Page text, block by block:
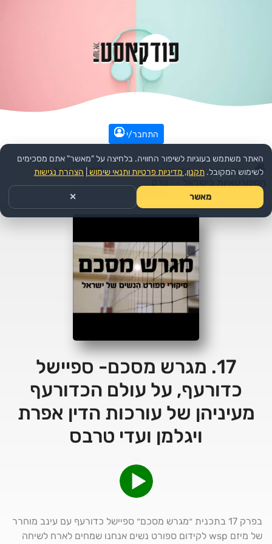
התחבר/י
עמוד הבית >> ספורט >>הפודקאסט:
WSP - הקול של
17. מגרש מסכם- ספיישל
כדורעף, על עולם הכדורעף
מעיניהן של עורכות הדין אפרת
ויגלמן ועדי טרבס
בפרק 17 בתכנית ״מגרש מסכם״ ספיישל כדורעף עם עינב מוחרר
של מיזם wsp לקידום ספורט נשים אנחנו שמחים לארח לשיחה
האתר משתמש בעוגיות לשיפור החוויה. בלחיצה על "מאשר" אתם מסכימים
לשימוש המקובל. תקנון, מדיניות פרטיות ותנאי שימוש הצהרת נגישות
מאשר ✕